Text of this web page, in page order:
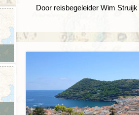
Door reisbegeleider Wim Struijk